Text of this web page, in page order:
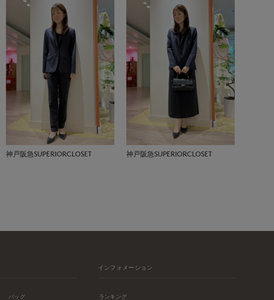
神戸阪急SUPERIORCLOSET 神戸阪急SUPERIORCLOSET
バッグ
インフォメーション
ランキング